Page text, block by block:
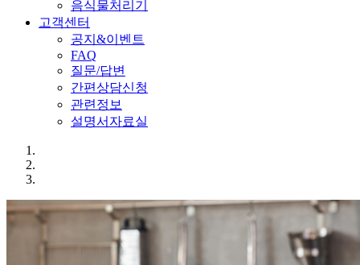
음식물처리기
고객센터
공지&이벤트
FAQ
질문/답변
간편상담신청
관련정보
설명서자료실